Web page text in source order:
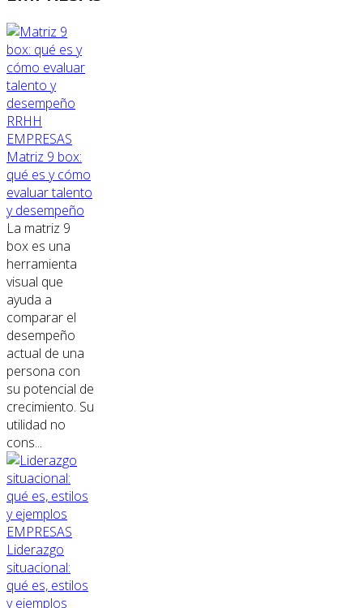
RRHH
EMPRESAS
Matriz 9 box:
qué es y cómo
evaluar talento
y desempeño
La matriz 9
box es una
herramienta
visual que
ayuda a
comparar el
desempeño
actual de una
persona con
su potencial de
crecimiento. Su
utilidad no
cons...
EMPRESAS
Liderazgo
situacional:
qué es, estilos
y ejemplos